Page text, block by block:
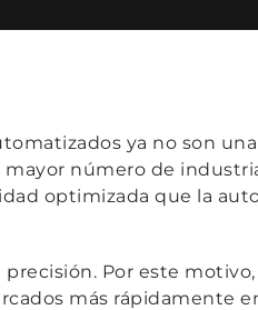
ya no son
número de
optimizada que la
Por este motivo,
más rápidamente